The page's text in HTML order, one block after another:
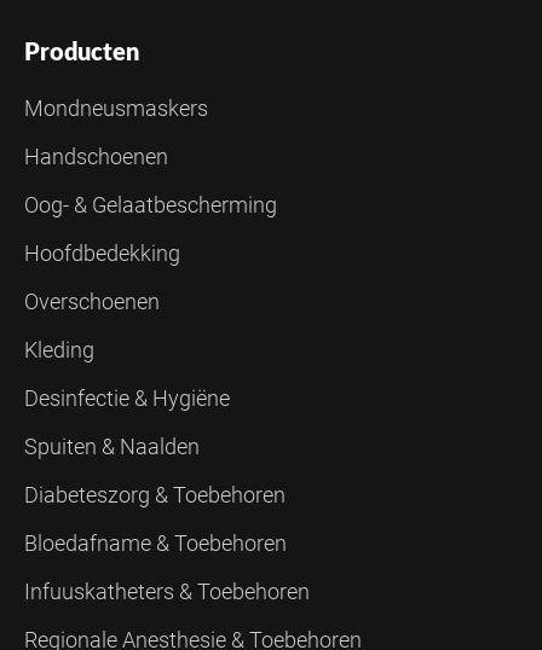
Producten
Mondneusmaskers
Handschoenen
Oog- & Gelaatbescherming
Hoofdbedekking
Overschoenen
Kleding
Desinfectie & Hygiëne
Spuiten & Naalden
Diabeteszorg & Toebehoren
Bloedafname & Toebehoren
Infuuskatheters & Toebehoren
Regionale Anesthesie & Toebehoren